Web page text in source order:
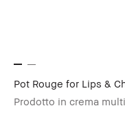
Pot Rouge for Lips &
Prodotto in crema